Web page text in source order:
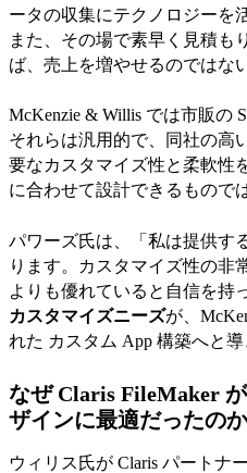
ータの収集にテクノロジーを
また、その場で素早く見積も
ば、売上を増やせるのではな
McKenzie & Willis では市販の
それらは汎用的で、同社の高
要なカスタマイズ性と柔軟性
に合わせて設計できるもので
パワーズ氏は、「私は提供す
ります。カスタマイズ性の非
よりも優れていると自信を持
カスタマイズニーズが、
れた カスタム App 構築へと導
なぜ Claris FileMaker
ザインに最適だったの
ウィリス氏が Claris パートナ